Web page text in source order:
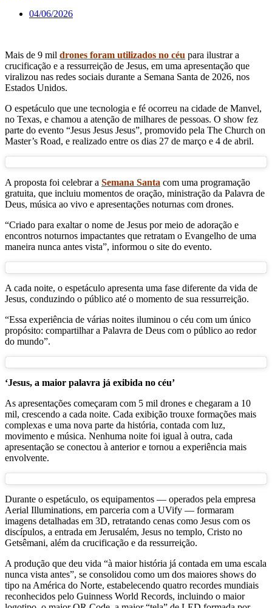
04/06/2026
Mais de 9 mil drones foram utilizados no céu para ilustrar a
crucificação e a ressurreição de Jesus, em uma apresentação que
viralizou nas redes sociais durante a Semana Santa de 2026, nos
Estados Unidos.
O espetáculo que une tecnologia e fé ocorreu na cidade de Manvel,
no Texas, e chamou a atenção de milhares de pessoas. O show fez
parte do evento “Jesus Jesus Jesus”, promovido pela The Church on
Master’s Road, e realizado entre os dias 27 de março e 4 de abril.
A proposta foi celebrar a Semana Santa com uma programação
gratuita, que incluiu momentos de oração, ministração da Palavra de
Deus, música ao vivo e apresentações noturnas com drones.
“Criado para exaltar o nome de Jesus por meio de adoração e
encontros noturnos impactantes que retratam o Evangelho de uma
maneira nunca antes vista”, informou o site do evento.
A cada noite, o espetáculo apresenta uma fase diferente da vida de
Jesus, conduzindo o público até o momento de sua ressurreição.
“Essa experiência de várias noites iluminou o céu com um único
propósito: compartilhar a Palavra de Deus com o público ao redor
do mundo”.
‘Jesus, a maior palavra já exibida no céu’
As apresentações começaram com 5 mil drones e chegaram a 10
mil, crescendo a cada noite. Cada exibição trouxe formações mais
complexas e uma nova parte da história, contada com luz,
movimento e música. Nenhuma noite foi igual à outra, cada
apresentação se conectou à anterior e tornou a experiência mais
envolvente.
Durante o espetáculo, os equipamentos — operados pela empresa
Aerial Illuminations, em parceria com a UVify — formaram
imagens detalhadas em 3D, retratando cenas como Jesus com os
discípulos, a entrada em Jerusalém, Jesus no templo, Cristo no
Getsêmani, além da crucificação e da ressurreição.
A produção que deu vida “à maior história já contada em uma escala
nunca vista antes”, se consolidou como um dos maiores shows do
tipo na América do Norte, estabelecendo quatro recordes mundiais
reconhecidos pelo Guinness World Records, incluindo o maior